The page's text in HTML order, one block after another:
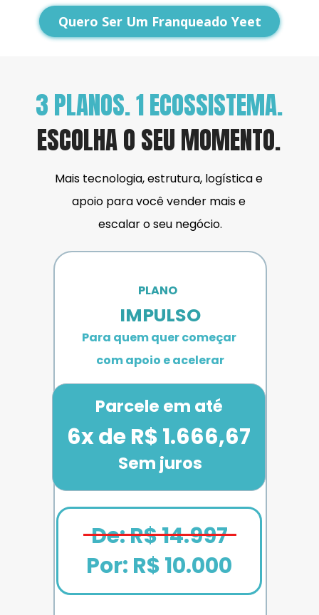
Quero Ser Um Franqueado Yeet
3 PLANOS. 1 ECOSSISTEMA.
ESCOLHA O SEU MOMENTO.
Mais tecnologia, estrutura, logística e
apoio para você vender mais e
escalar o seu negócio.
Parcele em até
6x de R$ 1.666,67
Sem juros
PLANO
IMPULSO
Para quem quer começar
com apoio e acelerar
De: R$ 14.997
Por: R$ 10.000